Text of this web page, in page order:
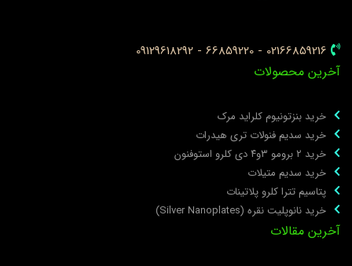
02166859216 - 66859220 - 09129618292
محصولات
خرید بنزتونیوم کلراید مرک
خرید سدیم فنولات تری هیدرات
خرید ۲ برومو ۳و۴ دی‌ کلرو استوفنون
خرید سدیم متیلات
پتاسیم تترا کلرو پلاتینات
خرید نانوپلیت نقره (Silver Nanoplates)
مقالات